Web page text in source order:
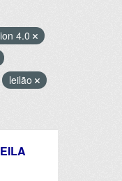
4.0
leilão